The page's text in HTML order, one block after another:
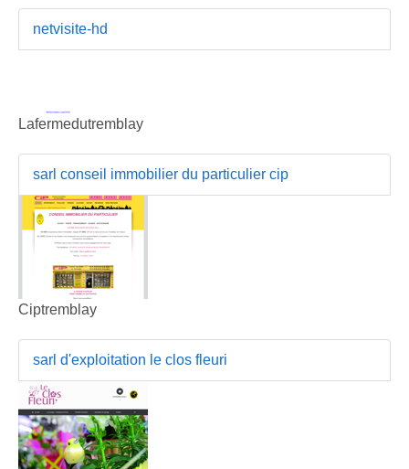
netvisite-hd
Lafermedutremblay
sarl conseil immobilier du particulier cip
Ciptremblay
sarl d'exploitation le clos fleuri